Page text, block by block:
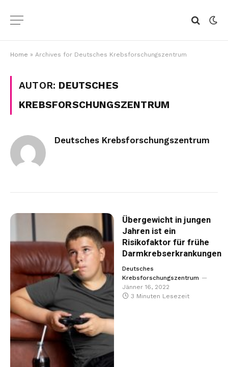
Home » Archives for Deutsches Krebsforschungszentrum
AUTOR: DEUTSCHES
KREBSFORSCHUNGSZENTRUM
Deutsches Krebsforschungszentrum
Übergewicht in jungen
Jahren ist ein
Risikofaktor für frühe
Darmkrebserkrankungen
Deutsches
Krebsforschungszentrum
Jänner 16, 2022
3 Minuten Lesezeit